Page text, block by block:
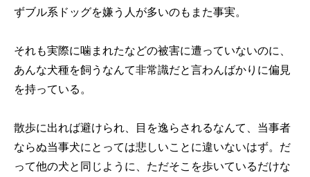
ずブル系ドッグを嫌う人が多いのもまた事実。
それも実際に噛まれたなどの被害に遭っていないのに、
あんな犬種を飼うなんて非常識だと言わんばかりに偏見
を持っている。
散歩に出れば避けられ、目を逸らされるなんて、当事者
ならぬ当事犬にとっては悲しいことに違いないはず。だ
って他の犬と同じように、ただそこを歩いているだけな